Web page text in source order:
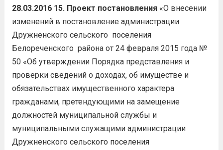
28.03.2016 15. Проект постановления«О внесении
изменений в постановление администрации
Дружненского сельского поселения
Белореченского района от 24 февраля 2015 года №
50 «Об утверждении Порядка представления и
проверки сведений о доходах, об имуществе и
обязательствах имущественного характера
гражданами, претендующими на замещение
должностей муниципальной службы и
муниципальными служащими администрации
Дружненского сельского поселения